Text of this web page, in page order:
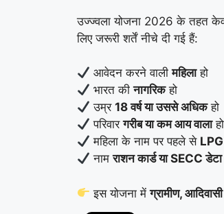
उज्ज्वला योजना 2026 के तहत
लिए जरूरी शर्तें नीचे दी गई हैं:
आवेदन करने वालीमहिलाहो
भारत कीनागरिकहो
उम्र18 वर्ष या उससे अधिकहो
परिवारगरीब या कम आय वालाहो
महिला के नाम पर पहले से
नामराशन कार्ड या SECC डेटा
इस योजना मेंग्रामीण,